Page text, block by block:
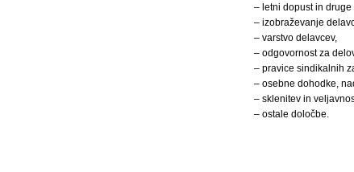
– letni dopust in druge
– izobraževanje
– varstvo delavcev,
– odgovornost za
– pravice sindikalnih
– osebne dohodke,
– sklenitev in
– ostale določbe.